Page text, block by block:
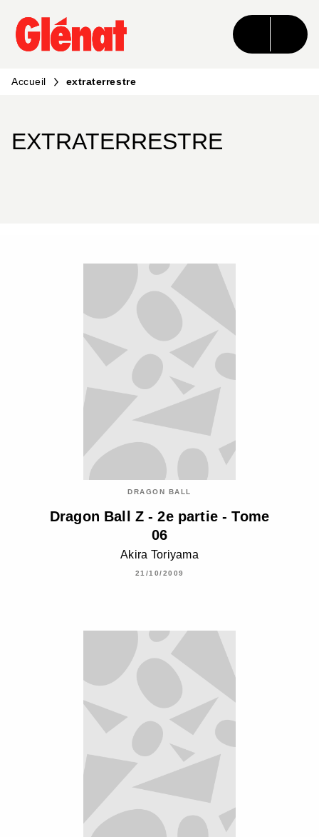
MENU RECHERCHE CONTENU
PIED DE PAGE
Accueil extraterrestre
EXTRATERRESTRE
DRAGON BALL
Dragon Ball Z - 2e partie - Tome
06
Akira Toriyama
21/10/2009